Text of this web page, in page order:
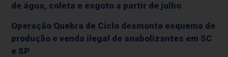
de água, coleta e esgoto a partir de julho
Operação Quebra de Ciclo desmonta esquema de
produção e venda ilegal de anabolizantes em SC
e SP